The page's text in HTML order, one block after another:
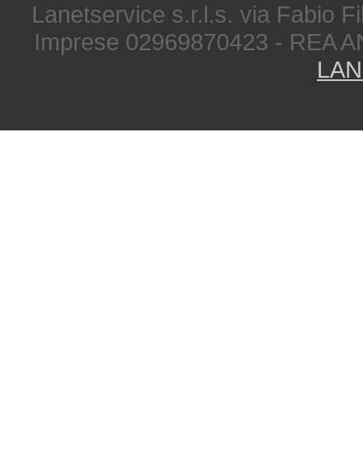
Lanetservice s.r.l.s. via Fabio
Imprese 02969870423 - REA